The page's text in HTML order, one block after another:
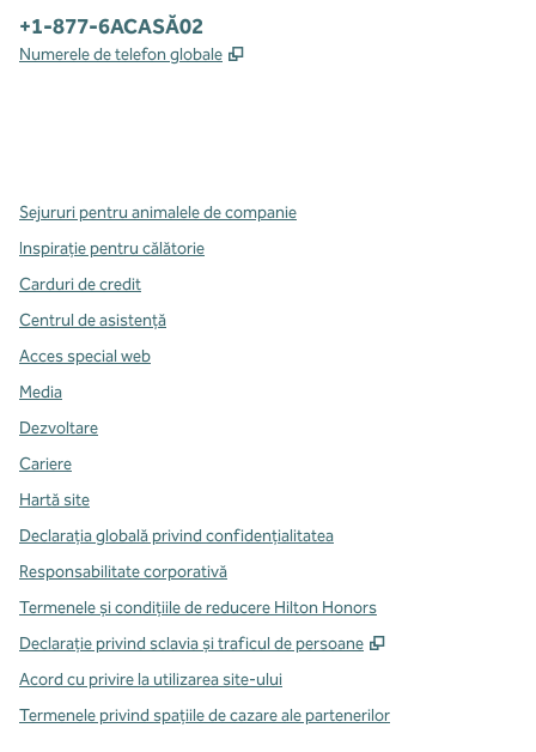
Telefon:
+1-877-6ACASĂ02
Numerele de telefon globale ,
Sejururi pentru animalele de companie
Inspirație pentru călătorie
Carduri de credit
Centrul de asistență
Acces special web
Media
Dezvoltare
Cariere
Hartă site
Declarația globală privind confidenţialitatea
Responsabilitate corporativă
Termenele și condițiile de reducere Hilton Honors
Declarație privind sclavia și traficul de persoane
,
Acord cu privire la utilizarea site-ului
Termenele privind spațiile de cazare ale partenerilor